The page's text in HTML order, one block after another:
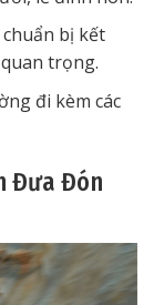
bị kết
trọng.
đi kèm các
Đưa Đón